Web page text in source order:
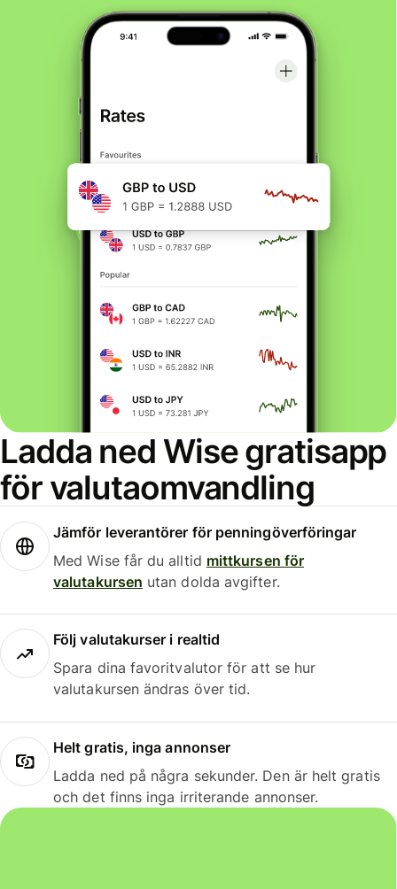
Ladda ned Wise gratisapp
för valutaomvandling
Jämför leverantörer för penningöverföringar
Med Wise får du alltid mittkursen för
valutakursen utan dolda avgifter.
Följ valutakurser i realtid
Spara dina favoritvalutor för att se hur
valutakursen ändras över tid.
Helt gratis, inga annonser
Ladda ned på några sekunder. Den är helt gratis
och det finns inga irriterande annonser.